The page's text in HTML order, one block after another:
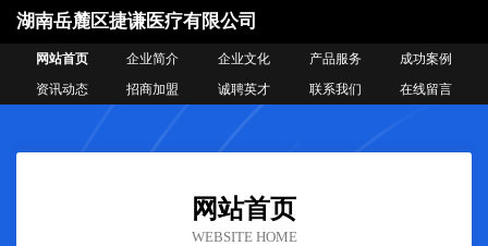
湖南岳麓区捷谦医疗有限公司
网站首页 企业简介 企业文化 产品服务
成功案例
资讯动态
招商加盟 诚聘英才 联系我们 在线留言
网站首页
WEBSITE HOME